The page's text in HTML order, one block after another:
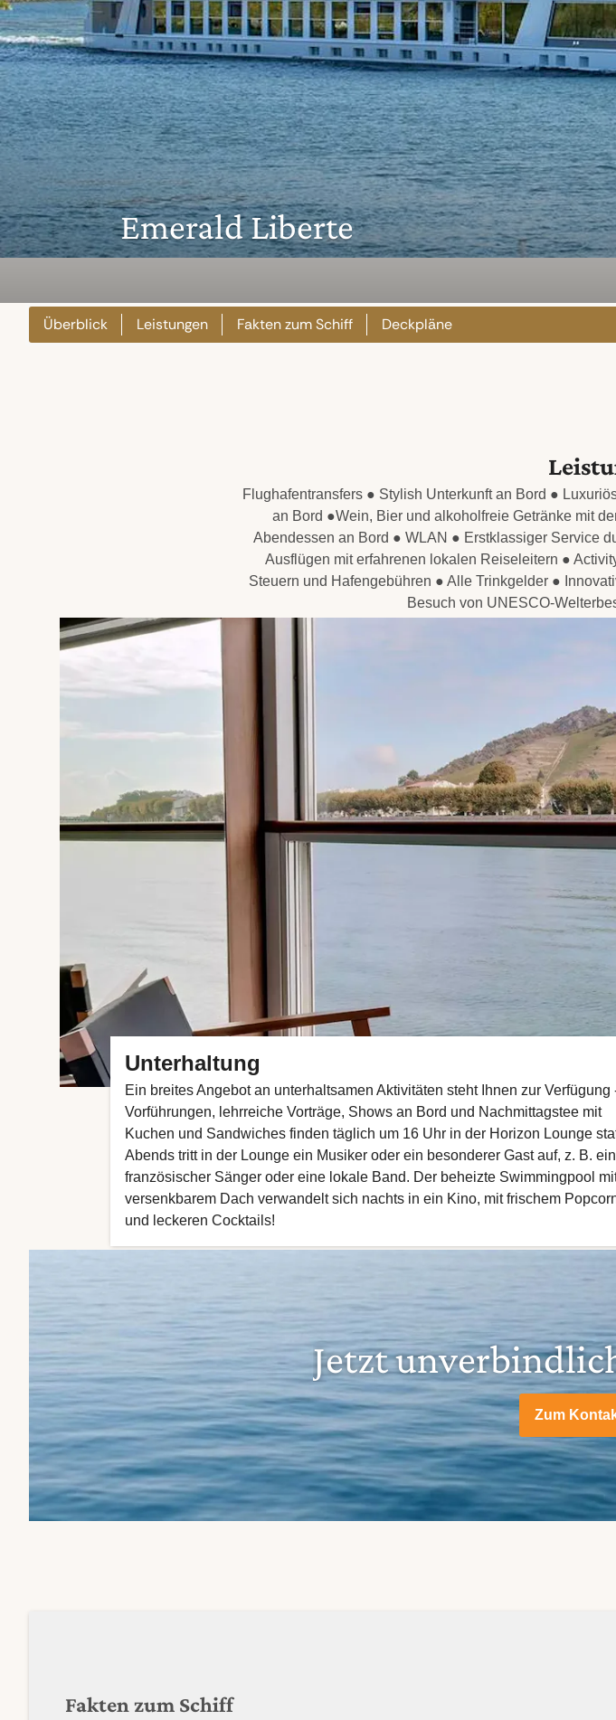
Emerald Liberte
Überblick Leistungen Fakten zum Schiff Deckpläne
Flughafentransfers ● Stylish Unterkunft an Bord ●
an Bord ●Wein, Bier und alkoholfreie Getränke mit
Abendessen an Bord ● WLAN ● Erstklassiger Service
Ausflügen mit erfahrenen lokalen Reiseleitern ●
Steuern und Hafengebühren ● Alle Trinkgelder ●
Besuch von UNESCO-
Unterhaltung
Ein breites Angebot an unterhaltsamen Aktivitäten steht Ihnen zur Verfügung
Vorführungen, lehrreiche Vorträge, Shows an Bord und Nachmittagstee mit
Kuchen und Sandwiches finden täglich um 16 Uhr in der Horizon Lounge
Abends tritt in der Lounge ein Musiker oder ein besonderer Gast auf, z. B. ein
französischer Sänger oder eine lokale Band. Der beheizte Swimmingpool
versenkbarem Dach verwandelt sich nachts in ein Kino, mit frischem
und leckeren Cocktails!
Jetzt
Zum
Fakten zum Schiff